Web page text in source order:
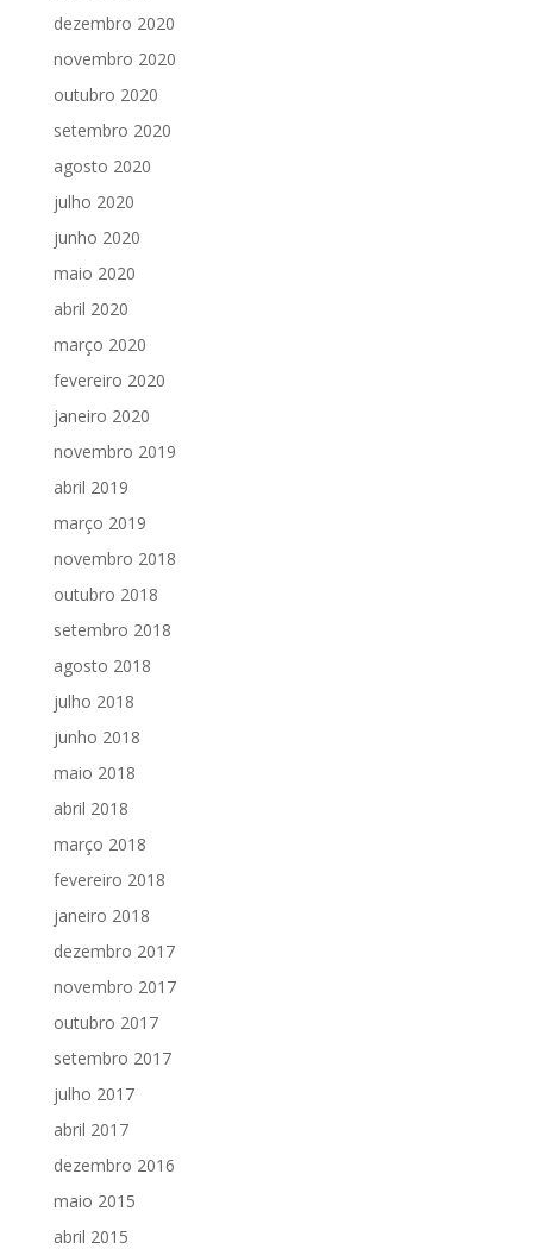
dezembro 2020
novembro 2020
outubro 2020
setembro 2020
agosto 2020
julho 2020
junho 2020
maio 2020
abril 2020
março 2020
fevereiro 2020
janeiro 2020
novembro 2019
abril 2019
março 2019
novembro 2018
outubro 2018
setembro 2018
agosto 2018
julho 2018
junho 2018
maio 2018
abril 2018
março 2018
fevereiro 2018
janeiro 2018
dezembro 2017
novembro 2017
outubro 2017
setembro 2017
julho 2017
abril 2017
dezembro 2016
maio 2015
abril 2015